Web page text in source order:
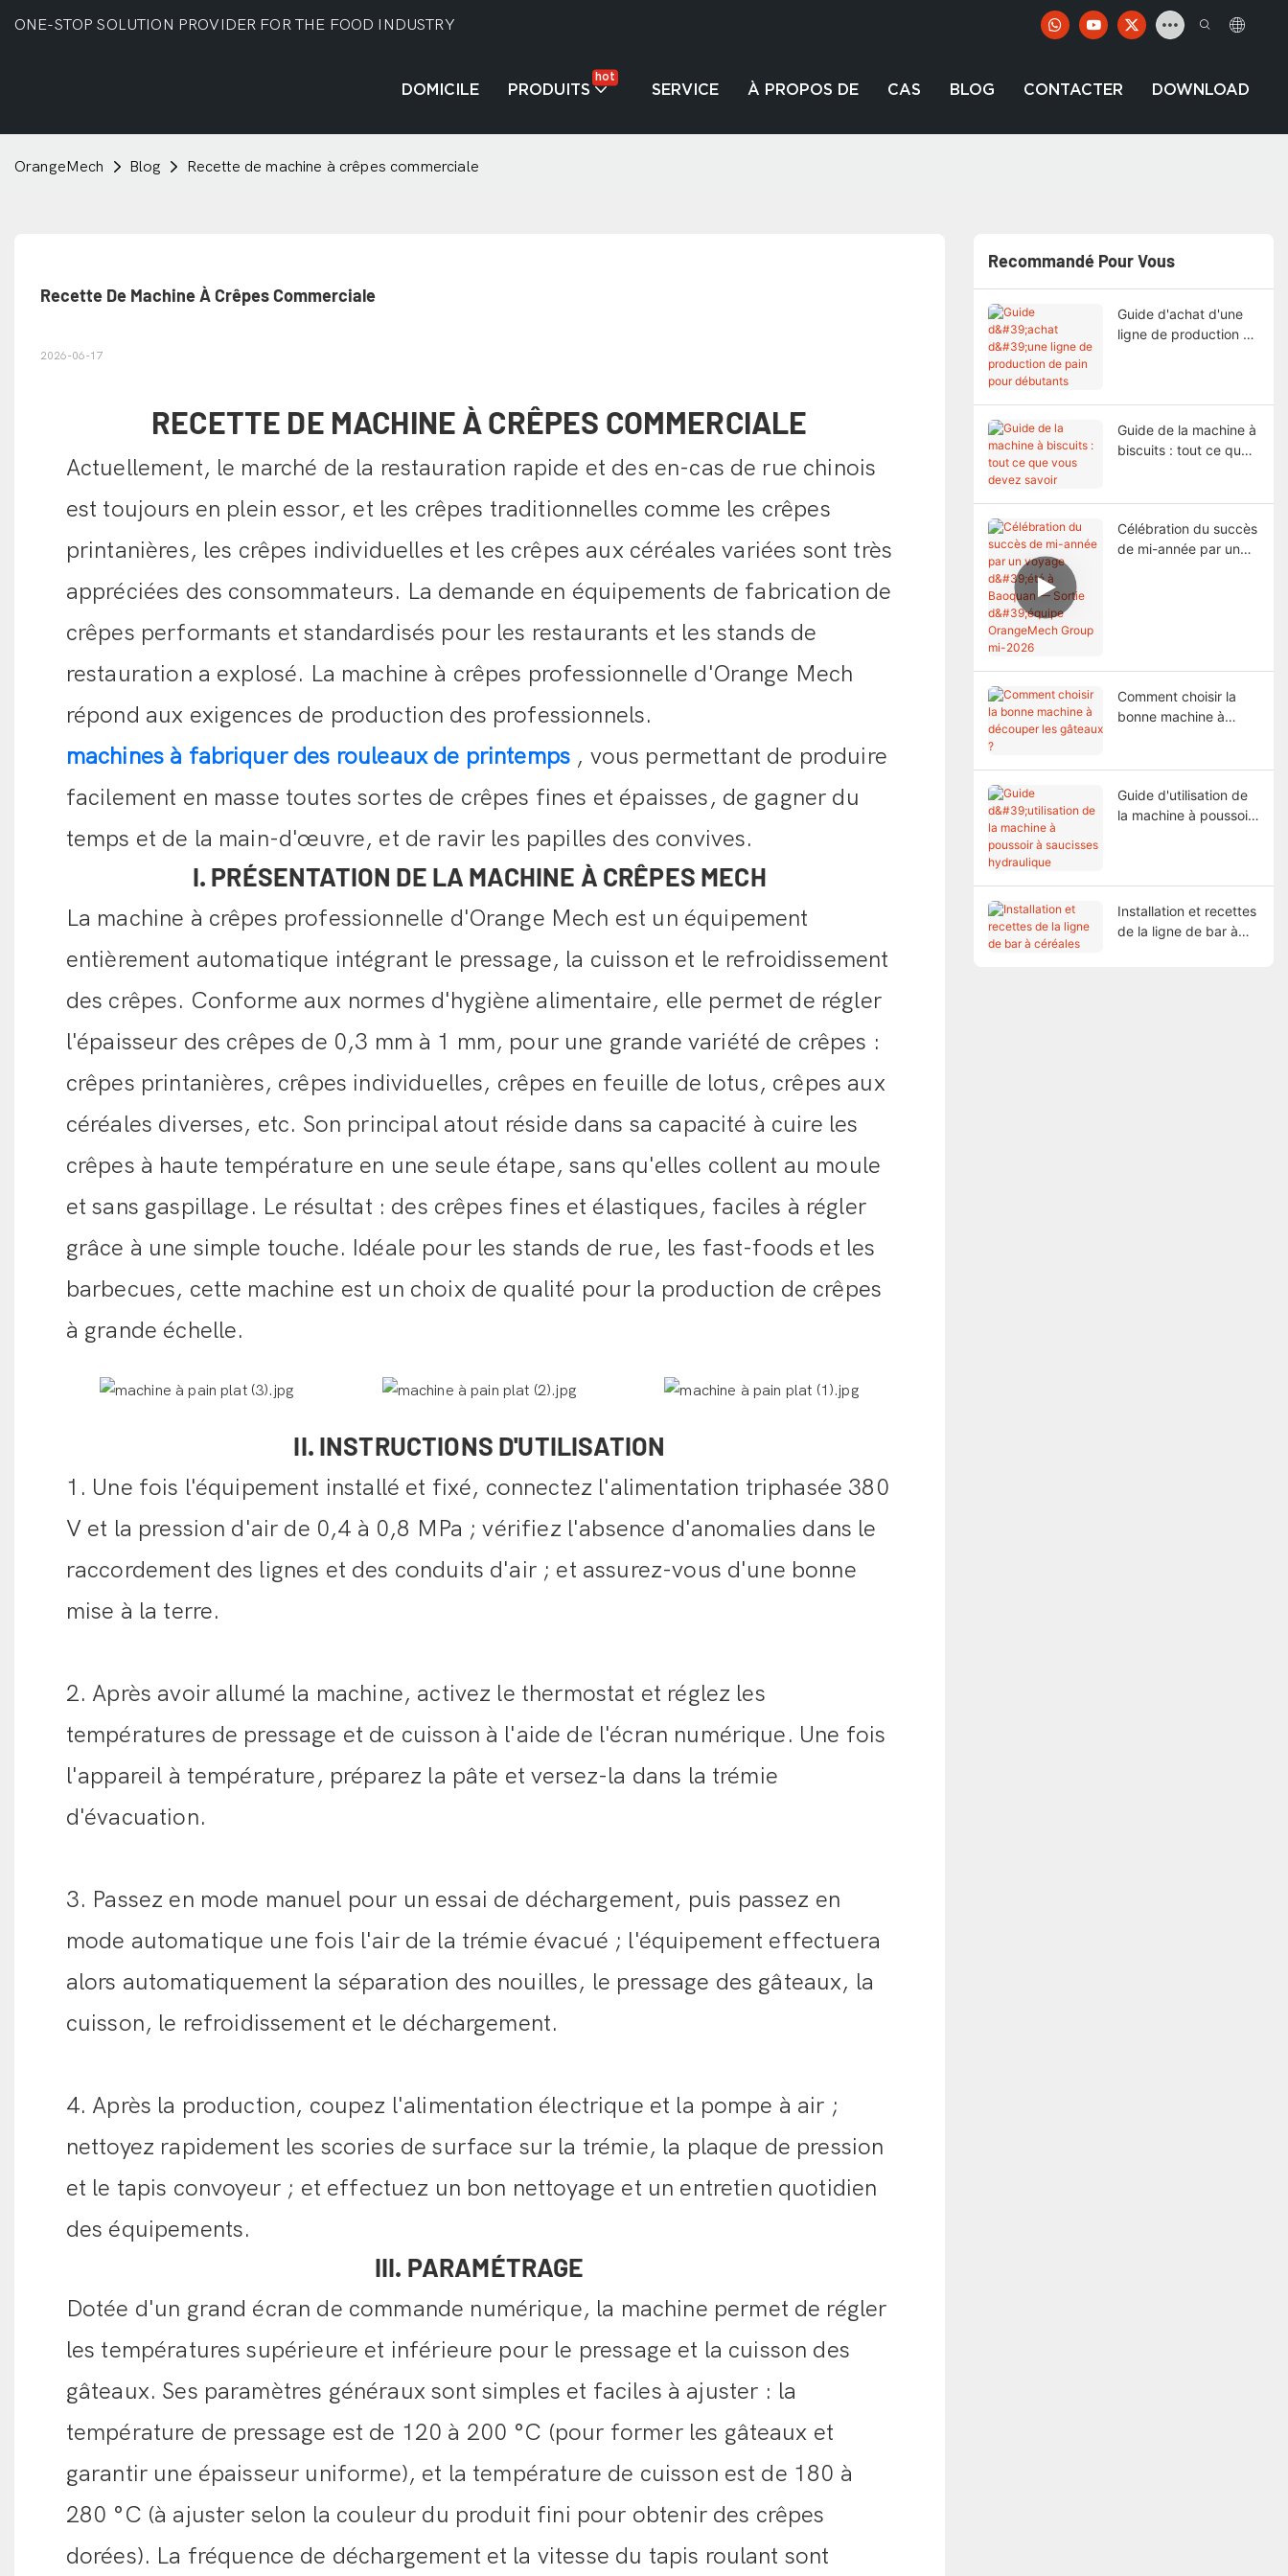
ONE-STOP SOLUTION PROVIDER FOR THE FOOD INDUSTRY
DOMICILE PRODUITS
hot
SERVICE À PROPOS DE CAS BLOG CONTACTER DOWNLOAD
OrangeMech Blog Recette de machine à crêpes commerciale
Recette De Machine À Crêpes Commerciale
2026-06-17
RECETTE DE MACHINE À CRÊPES COMMERCIALE
Actuellement, le marché de la restauration rapide et des en-cas de rue chinois
est toujours en plein essor, et les crêpes traditionnelles comme les crêpes
printanières, les crêpes individuelles et les crêpes aux céréales variées sont très
appréciées des consommateurs. La demande en équipements de fabrication de
crêpes performants et standardisés pour les restaurants et les stands de
restauration a explosé. La machine à crêpes professionnelle d'Orange Mech
répond aux exigences de production des professionnels.
machines à fabriquer des rouleaux de printemps , vous permettant de produire
facilement en masse toutes sortes de crêpes fines et épaisses, de gagner du
temps et de la main-d'œuvre, et de ravir les papilles des convives.
I. PRÉSENTATION DE LA MACHINE À CRÊPES MECH
La machine à crêpes professionnelle d'Orange Mech est un équipement
entièrement automatique intégrant le pressage, la cuisson et le refroidissement
des crêpes. Conforme aux normes d'hygiène alimentaire, elle permet de régler
l'épaisseur des crêpes de 0,3 mm à 1 mm, pour une grande variété de crêpes :
crêpes printanières, crêpes individuelles, crêpes en feuille de lotus, crêpes aux
céréales diverses, etc. Son principal atout réside dans sa capacité à cuire les
crêpes à haute température en une seule étape, sans qu'elles collent au moule
et sans gaspillage. Le résultat : des crêpes fines et élastiques, faciles à régler
grâce à une simple touche. Idéale pour les stands de rue, les fast-foods et les
barbecues, cette machine est un choix de qualité pour la production de crêpes
à grande échelle.
II. INSTRUCTIONS D'UTILISATION
1. Une fois l'équipement installé et fixé, connectez l'alimentation triphasée 380
V et la pression d'air de 0,4 à 0,8 MPa ; vérifiez l'absence d'anomalies dans le
raccordement des lignes et des conduits d'air ; et assurez-vous d'une bonne
mise à la terre.
2. Après avoir allumé la machine, activez le thermostat et réglez les
températures de pressage et de cuisson à l'aide de l'écran numérique. Une fois
l'appareil à température, préparez la pâte et versez-la dans la trémie
d'évacuation.
3. Passez en mode manuel pour un essai de déchargement, puis passez en
mode automatique une fois l'air de la trémie évacué ; l'équipement effectuera
alors automatiquement la séparation des nouilles, le pressage des gâteaux, la
cuisson, le refroidissement et le déchargement.
4. Après la production, coupez l'alimentation électrique et la pompe à air ;
nettoyez rapidement les scories de surface sur la trémie, la plaque de pression
et le tapis convoyeur ; et effectuez un bon nettoyage et un entretien quotidien
des équipements.
III. PARAMÉTRAGE
Dotée d'un grand écran de commande numérique, la machine permet de régler
les températures supérieure et inférieure pour le pressage et la cuisson des
gâteaux. Ses paramètres généraux sont simples et faciles à ajuster : la
température de pressage est de 120 à 200 °C (pour former les gâteaux et
garantir une épaisseur uniforme), et la température de cuisson est de 180 à
280 °C (à ajuster selon la couleur du produit fini pour obtenir des crêpes
dorées). La fréquence de déchargement et la vitesse du tapis roulant sont
Recommandé Pour Vous
Guide d'achat d'une
ligne de production de
Guide de la machine à
biscuits : tout ce que
Célébration du succès
de mi-année par un
Comment choisir la
bonne machine à
Guide d'utilisation de
la machine à poussoir
Installation et recettes
de la ligne de bar à